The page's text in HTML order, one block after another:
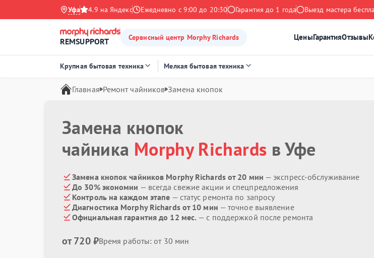
Уфа 4.9 на Яндекс Ежедневно с 9:00 до 20:30 Гарантия до 1 года Выезд мастера
REMSUPPORT Сервисный центр Morphy Richards ЦеныГарантияОтзывы
Крупная бытовая техника Мелкая бытовая техника
Главная Ремонт чайников Замена кнопок
Замена кнопок
чайника Morphy Richards в Уфе
Замена кнопок чайников Morphy Richards от 20 мин — экспресс-обслуживание
До 30% экономии — всегда свежие акции и спецпредложения
Контроль на каждом этапе — статус ремонта по запросу
Диагностика Morphy Richards от 10 мин — точное выявление
Официальная гарантия до 12 мес. — с поддержкой после ремонта
от 720 ₽Время работы: от 30 мин